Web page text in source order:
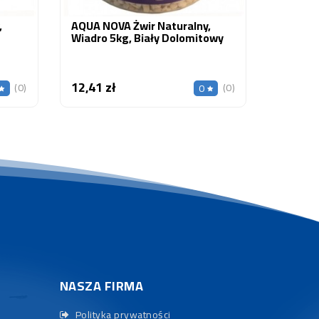
(0)
AQUA NOVA Żwir Naturalny,
Wiadro 5kg, Biały Dolomitowy
12,41 złCena 0 (0)
NASZA FIRMA
Polityka prywatności